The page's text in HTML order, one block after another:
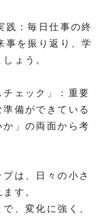
践：毎日仕事の終
事を振り返り、学
ょう。
チェック」：重要
備ができている
」の両面から考
は、日々の小さ
す。
、変化に強く、